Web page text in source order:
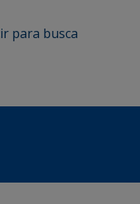
ir para busca